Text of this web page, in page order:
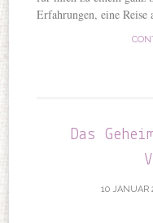
Erfahrungen, eine Reise
Das
10 JANUAR